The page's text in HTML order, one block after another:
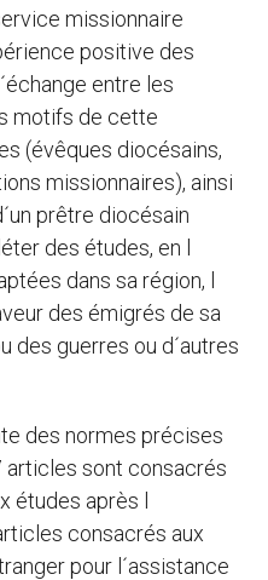
missionnaire
positive des
entre les
motifs de cette
(évêques diocésains,
missionnaires), ainsi
prêtre diocésain
des études, en l
dans sa région, l
des émigrés de sa
des guerres ou d´autres
des normes précises
articles sont consacrés
études après l
consacrés aux
pour l´assistance